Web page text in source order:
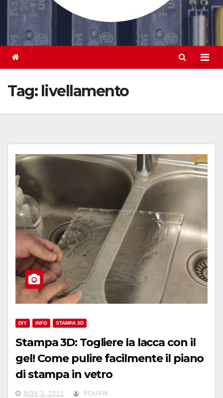
Tag: livellamento
DIY INFO STAMPA 3D
Stampa 3D: Togliere la lacca con il
gel! Come pulire facilmente il piano
di stampa in vetro
NOV 3, 2021 POUPIK